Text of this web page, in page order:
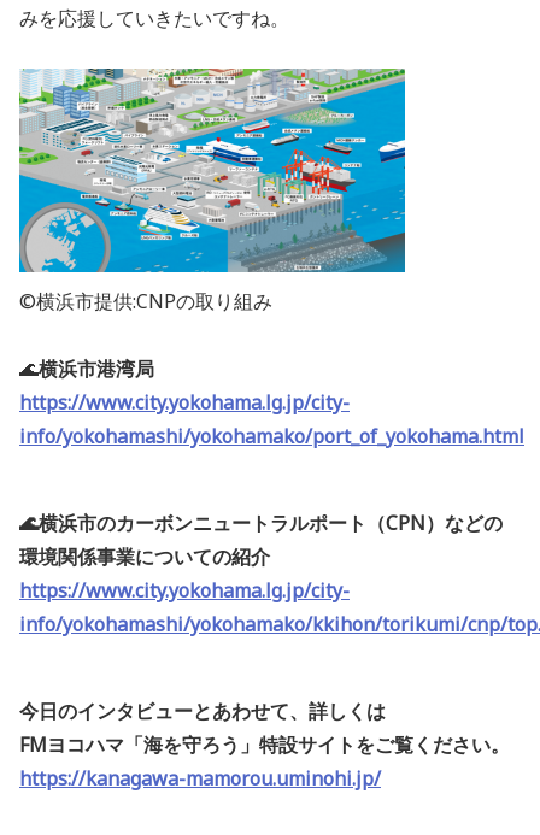
みを応援していきたいですね。
©横浜市提供:CNPの取り組み
🌊横浜市港湾局
https://www.city.yokohama.lg.jp/city-
info/yokohamashi/yokohamako/port_of_yokohama.html
🌊横浜市のカーボンニュートラルポート（CPN）などの
環境関係事業についての紹介
https://www.city.yokohama.lg.jp/city-
info/yokohamashi/yokohamako/kkihon/torikumi/cnp/
今日のインタビューとあわせて、詳しくは
FMヨコハマ「海を守ろう」特設サイトをご覧ください。
https://kanagawa-mamorou.uminohi.jp/